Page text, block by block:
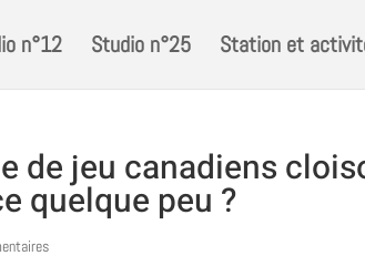
n°12 Studio n°25 Station et
de jeu canadiens
quelque peu ?